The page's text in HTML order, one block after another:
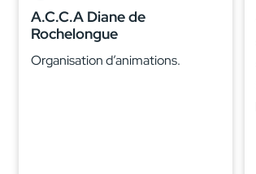
A.C.C.A Diane de
Rochelongue
Organisation d’animations.